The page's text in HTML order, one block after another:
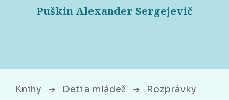
Puškin Alexander Sergejevič
Knihy ➔ Deti a mládež ➔ Rozprávky